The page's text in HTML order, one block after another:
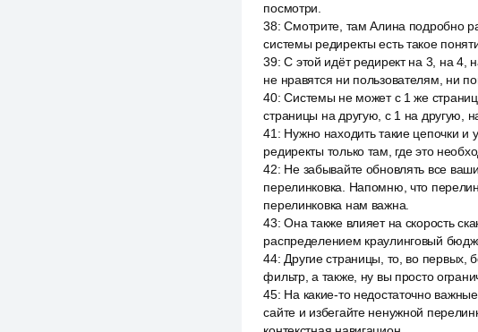
посмотри.
38:Смотрите, там Алина подробно
системы редиректы есть такое
39:С этой идёт редирект на 3, на 4,
не нравятся ни пользователям, ни
40:Системы не может с 1 же
страницы на другую, с 1 на другую,
41 : Нужно находить такие цепочки и
редиректы только там, где это
42: Не забывайте обновлять все
перелинковка. Напомню, что
перелинковка нам важна.
43:Она также влияет на скорость
распределением краулинговый
44: Другие страницы, то, во первых,
фильтр, а также, ну вы просто
45: На какие-то недостаточно
сайте и избегайте ненужной